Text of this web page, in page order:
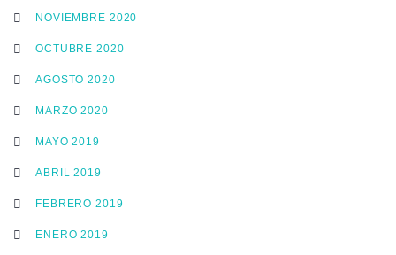
NOVIEMBRE 2020
OCTUBRE 2020
AGOSTO 2020
MARZO 2020
MAYO 2019
ABRIL 2019
FEBRERO 2019
ENERO 2019